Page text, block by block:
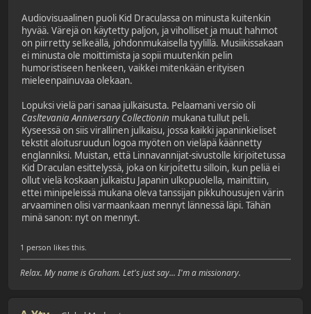
Audiovisuaalinen puoli Kid Draculassa on minusta kuitenkin
hyvää. Värejä on käytetty paljon, ja viholliset ja muut hahmot
on piirretty selkeällä, johdonmukaisella tyylillä. Musiikissakaan
ei minusta ole moittimista ja sopii muutenkin pelin
humoristiseen henkeen, vaikkei mitenkään erityisen
mieleenpainuvaa olekaan.
Lopuksi vielä pari sanaa julkaisusta. Pelaamani versio oli
Casltevania Anniversary Collectionin mukana tullut peli.
Kyseessä on siis virallinen julkaisu, jossa kaikki japaninkieliset
tekstit aloitusruudun logoa myöten on vieläpä käännetty
englanniksi. Muistan, että Linnavannijat-sivustolle kirjoitetussa
Kid Draculan esittelyssä, joka on kirjoitettu silloin, kun peliä ei
ollut vielä koskaan julkaistu Japanin ulkopuolella, mainittiin,
ettei minipeleissä mukana oleva tanssijan pikkuhousujen värin
arvaaminen olisi varmaankaan mennyt lännessä läpi. Tähän
minä sanon: nyt on mennyt.
1 person likes this.
Relax. My name is Graham. Let's just say... I'm a missionary.